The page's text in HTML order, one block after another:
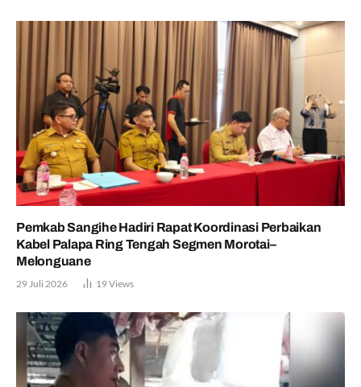
Pemkab Sangihe Hadiri Rapat Koordinasi Perbaikan
Kabel Palapa Ring Tengah Segmen Morotai–
Melonguane
29 Juli 2026 19Views